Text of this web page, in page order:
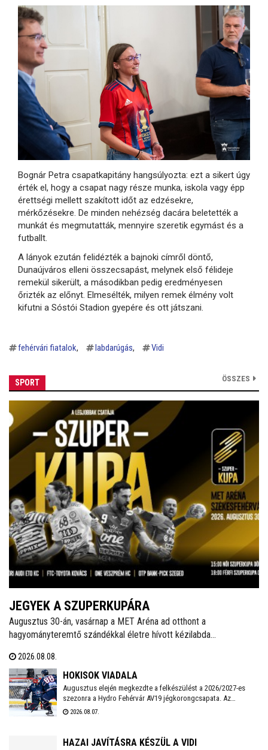
Bognár Petra csapatkapitány hangsúlyozta: ezt a sikert úgy
érték el, hogy a csapat nagy része munka, iskola vagy épp
érettségi mellett szakított időt az edzésekre,
mérkőzésekre. De minden nehézség dacára beletették a
munkát és megmutatták, mennyire szeretik egymást és a
futballt.
A lányok ezután felidézték a bajnoki címről döntő,
Dunaújváros elleni összecsapást, melynek első félideje
remekül sikerült, a másodikban pedig eredményesen
őrizték az előnyt. Elmesélték, milyen remek élmény volt
kifutni a Sóstói Stadion gyepére és ott játszani.
fehérvári fiatalok labdarúgás Vidi
SPORT ÖSSZES
JEGYEK A SZUPERKUPÁRA
Augusztus 30-án, vasárnap a MET Aréna ad otthont a
hagyományteremtő szándékkal életre hívott kézilabda
míg a férfiaknál a Veszprém és a Szeged küzd meg a serlegért. A
világklasszis csapatokat felvonultató kézilabdaünnepre jegyek már
kaphatók!
2026.08.08.
HOKISOK VIADALA
Augusztus elején megkezdte a felkészülést a 2026/2027-es
szezonra a Hydro Fehérvár AV19 jégkorongcsapata. Az
edzéseken részt vesz a FEHA19 hat fiatalja is, akik közül a
2026.08.07.
HAZAI JAVÍTÁSRA KÉSZÜL A VIDI